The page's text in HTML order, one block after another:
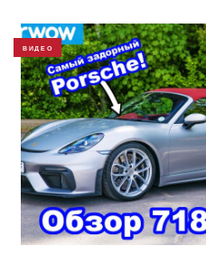
ВИДЕО